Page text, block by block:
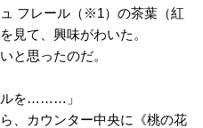
フレール（※1）の茶葉（紅
見て、興味がわいた。
と思ったのだ。
ルを………」
、カウンター中央に《桃の花